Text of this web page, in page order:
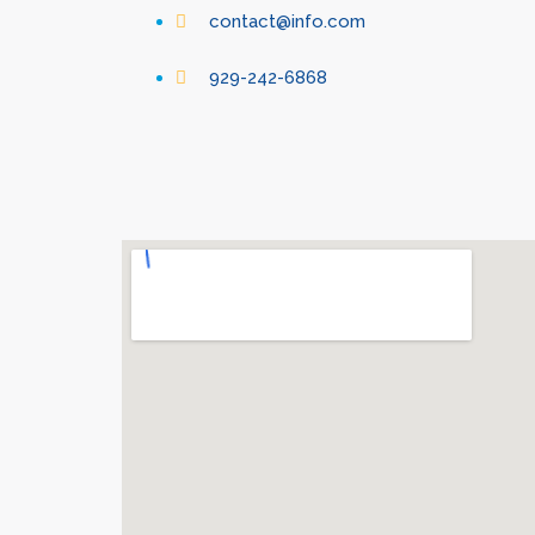
contact@info.com
929-242-6868